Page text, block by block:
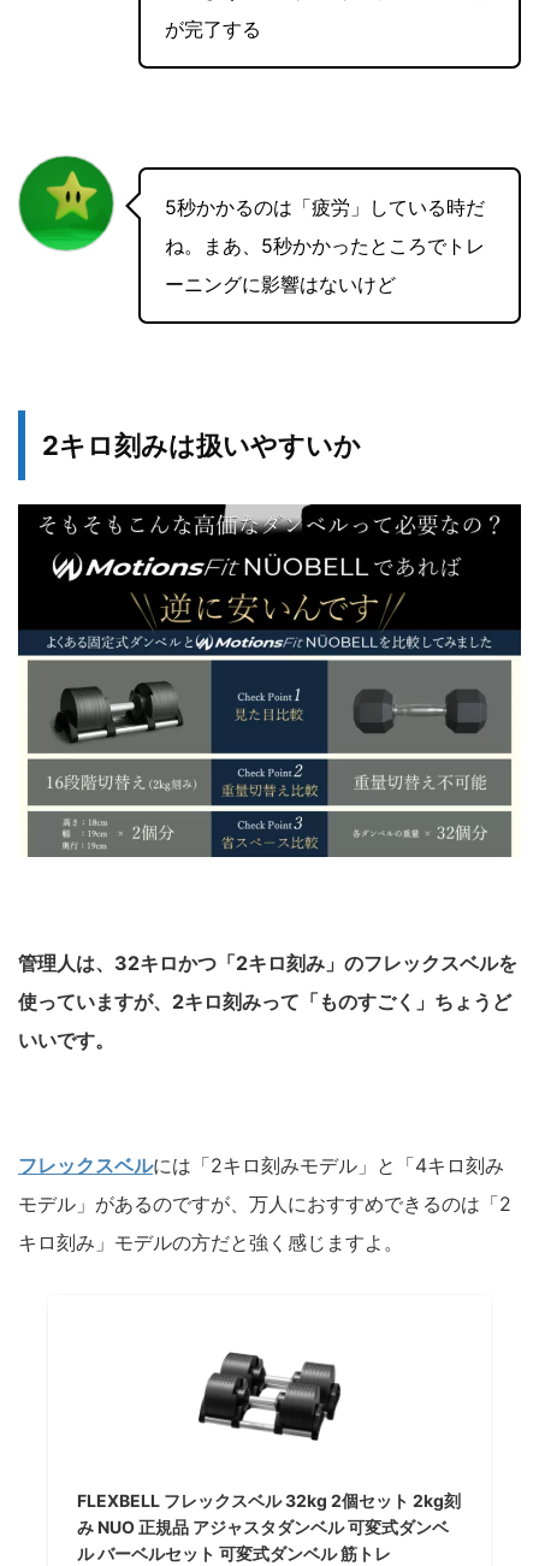
が完了する
5秒かかるのは「疲労」している時だ
ね。まあ、5秒かかったところでトレ
ーニングに影響はないけど
2キロ刻みは扱いやすいか
管理人は、32キロかつ「2キロ刻み」のフレックスベルを
使っていますが、2キロ刻みって「ものすごく」ちょうど
いいです。
フレックスベルには「2キロ刻みモデル」と「4キロ刻み
モデル」があるのですが、万人におすすめできるのは「2
キロ刻み」モデルの方だと強く感じますよ。
FLEXBELL フレックスベル 32kg 2個セット 2kg刻
み NUO 正規品 アジャスタダンベル 可変式ダンベ
ル バーベルセット 可変式ダンベル 筋トレ